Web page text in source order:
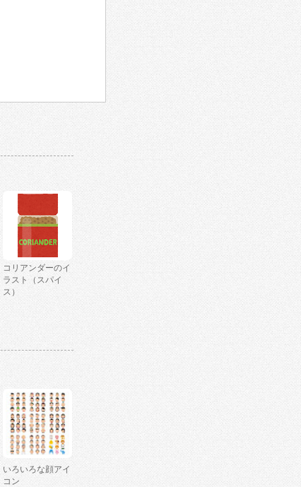
コリアンダーのイ
ラスト（スパイ
ス）
いろいろな顔アイ
コン